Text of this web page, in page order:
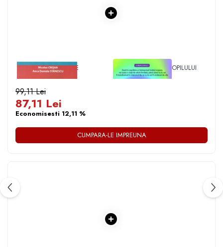
1 x VADEMECUM DE
TRATAMENTE
1 x VINDECAREA COPILULUI
INTERIOR
99,11 Lei
87,11 Lei
Economisesti 12,11 %
CUMPARA-LE IMPREUNA